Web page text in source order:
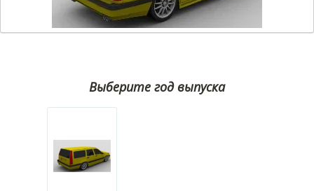
Выберите год выпуска